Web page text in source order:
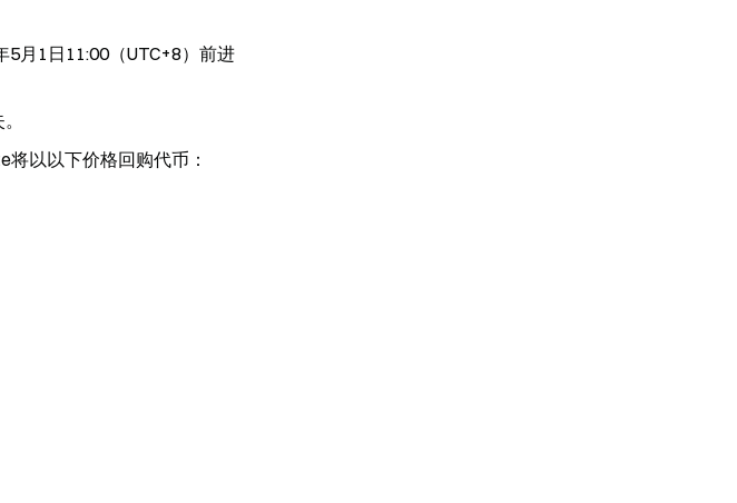
月1日11:00（UTC+8）前进
以以下价格回购代币：